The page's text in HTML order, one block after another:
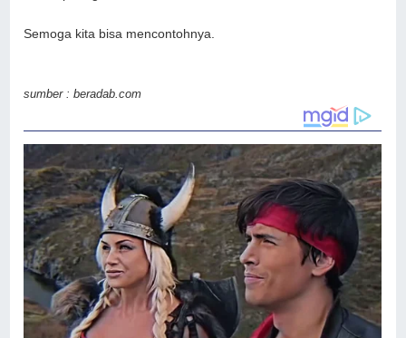
Semoga kita bisa mencontohnya.
sumber : beradab.com